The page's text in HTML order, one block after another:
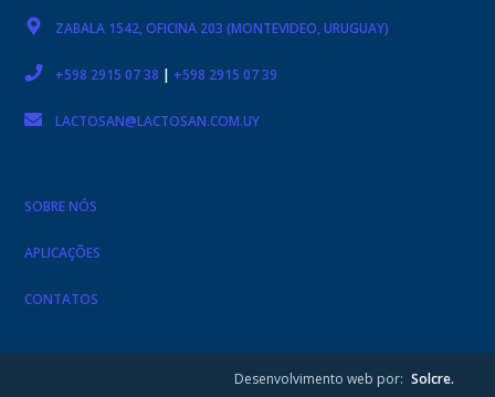
ZABALA 1542, OFICINA 203 (MONTEVIDEO, URUGUAY)
+598 2915 07 38 | +598 2915 07 39
LACTOSAN@LACTOSAN.COM.UY
SOBRE NÓS
APLICAÇÕES
CONTATOS
Desenvolvimento web por: Solcre.